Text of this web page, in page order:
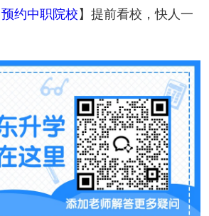
预约中职院校 】提前看校，快人一